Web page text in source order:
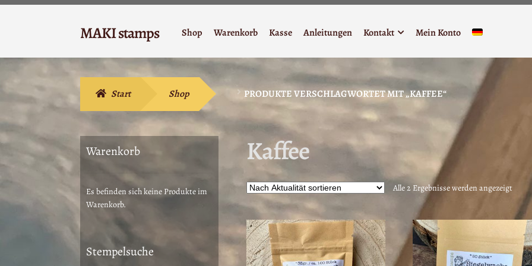
Zur
Navigation
springen
Zum
Inhalt
springen
MAKI stamps Shop Warenkorb Kasse Anleitungen Kontakt Mein Konto
Start Shop PRODUKTE VERSCHLAGWORTET MIT „KAFFEE“
Kaffee
Alle 2 Ergebnisse werden angezeigt Nach
Warenkorb
Es befinden sich keine Produkte im
Warenkorb.
Stempelsuche